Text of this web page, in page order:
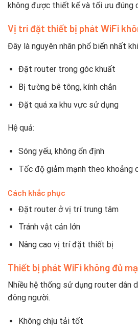
không được thiết kế và tối ưu đúng
Vị trí đặt thiết bị phát WiFi
Đây là nguyên nhân phổ biến nhất
Đặt router trong góc khuất
Bị tường bê tông, kính chắn
Đặt quá xa khu vực sử dụng
Hệ quả:
Sóng yếu, không ổn định
Tốc độ giảm mạnh theo khoảng
Cách khắc phục
Đặt router ở vị trí trung tâm
Tránh vật cản lớn
Nâng cao vị trí đặt thiết bị
Thiết bị phát WiFi không đủ
Nhiều hệ thống sử dụng router dân
đông người.
Không chịu tải tốt